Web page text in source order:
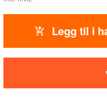
Legg til i